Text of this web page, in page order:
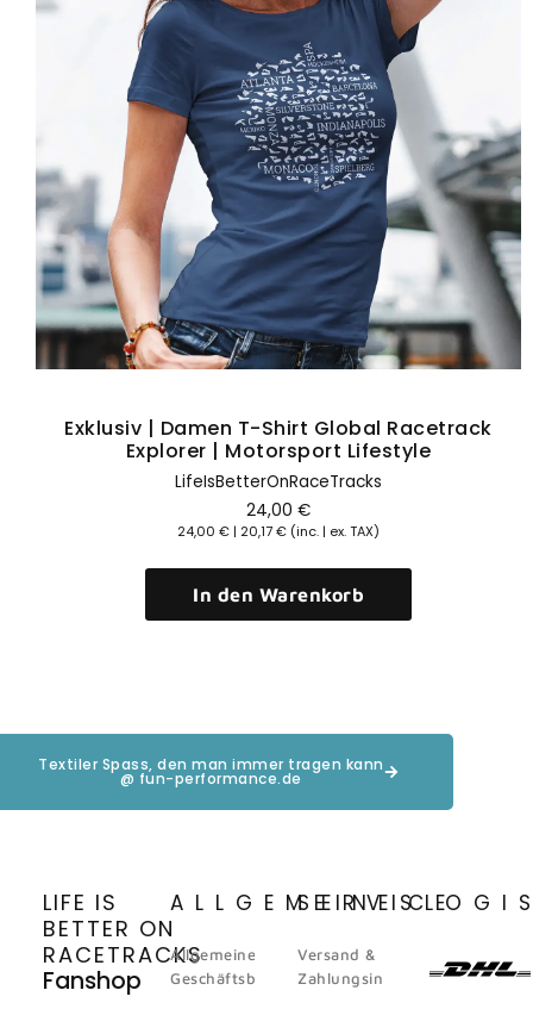
Hier klicken
| Damen T-Shirt Global Racetrack
Explorer | Motorsport Lifestyle
LifeIsBetterOnRaceTracks
20,17€(inc. | ex. TAX)
In den Warenkorb
Textiler Spass, den man immer tragen kann
@ fun-performance.de
LIFE IS
BETTER ON
RACETRACKS
Fanshop
ALLGEMEINES
Allgemeine
Geschäftsbedingungen
SERVICE
Versand &
Zahlungsinformation